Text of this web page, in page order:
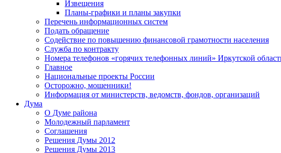
Извещения
Планы-графики и планы закупки
Перечень информационных систем
Подать обращение
Содействие по повышению финансовой грамотности населения
Служба по контракту
Номера телефонов «горячих телефонных линий» Иркутской
Главное
Национальные проекты России
Осторожно, мошенники!
Информация от министерств, ведомств, фондов, организаций
Дума
О Думе района
Молодежный парламент
Соглашения
Решения Думы 2012
Решения Думы 2013